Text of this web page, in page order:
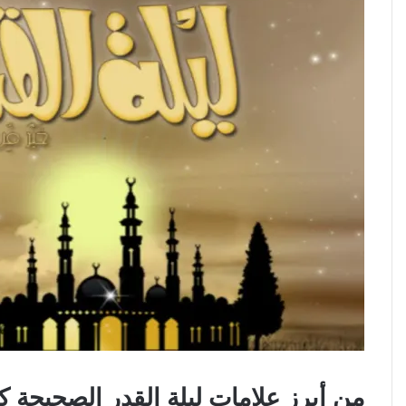
من أبرز علامات ليلة القدر الصحيحة